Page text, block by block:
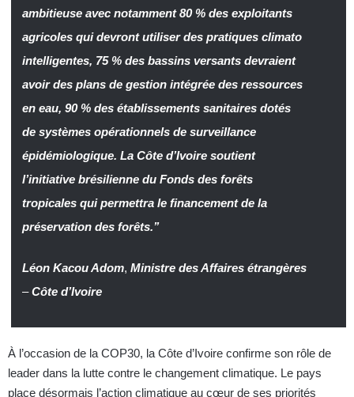
ambitieuse avec notamment 80 % des exploitants
agricoles qui devront utiliser des pratiques climato
intelligentes, 75 % des bassins versants devraient
avoir des plans de gestion intégrée des ressources
en eau, 90 % des établissements sanitaires dotés
de systèmes opérationnels de surveillance
épidémiologique. La Côte d’Ivoire soutient
l’initiative brésilienne du Fonds des forêts
tropicales qui permettra le financement de la
préservation des forêts.’’
Léon Kacou Adom, Ministre des Affaires étrangères
–Côte d’Ivoire
À l’occasion de la COP30, la Côte d’Ivoire confirme son rôle de
leader dans la lutte contre le changement climatique. Le pays
place désormais l’action climatique au cœur de ses priorités